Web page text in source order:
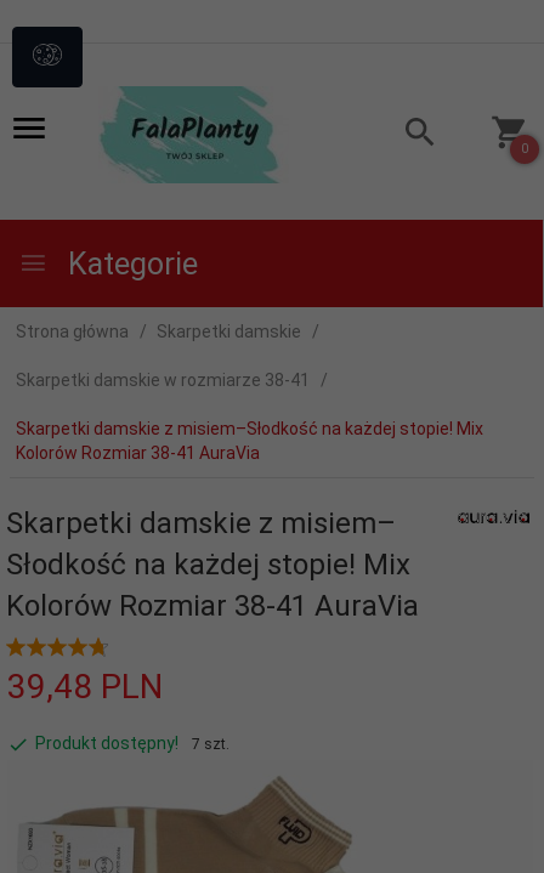
0
Kategorie
Strona główna Skarpetki damskie
Skarpetki damskie w rozmiarze 38-41
Skarpetki damskie z misiem–Słodkość na każdej stopie! Mix
Kolorów Rozmiar 38-41 AuraVia
Skarpetki damskie z misiem–
Słodkość na każdej stopie! Mix
Kolorów Rozmiar 38-41 AuraVia
39,48 PLN
Produkt dostępny! 7 szt.